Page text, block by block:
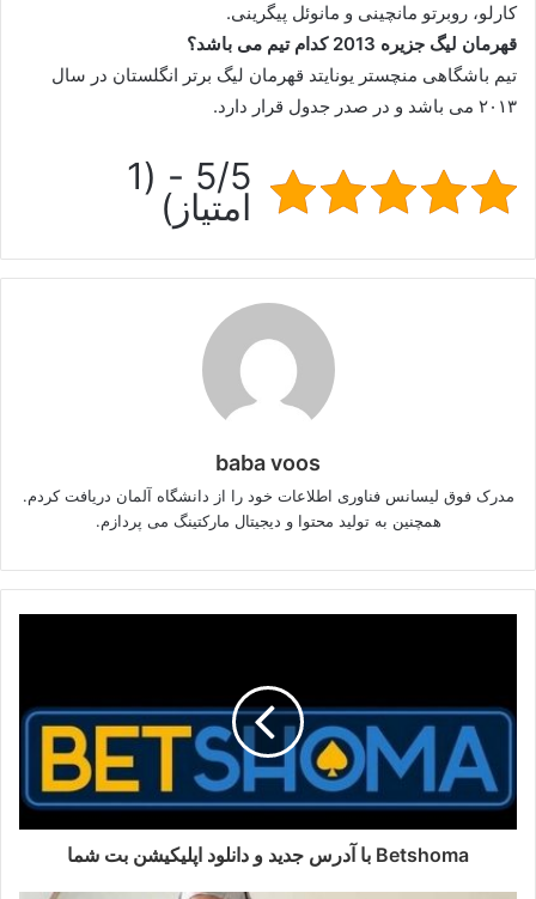
کارلو، روبرتو مانچینی و مانوئل پیگرینی.
قهرمان لیگ جزیره 2013 کدام تیم می باشد؟
تیم باشگاهی منچستر یونایتد قهرمان لیگ برتر انگلستان در سال
۲۰۱۳ می باشد و در صدر جدول قرار دارد.
5/5 - (1
امتیاز)
baba voos
مدرک فوق لیسانس فناوری اطلاعات خود را از دانشگاه آلمان دریافت کردم.
همچنین به تولید محتوا و دیجیتال مارکتینگ می پردازم.
Betshoma با آدرس جدید و دانلود اپلیکیشن بت شما